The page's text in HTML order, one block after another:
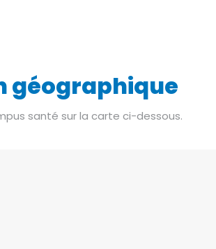
géographique
santé sur la carte ci-dessous.